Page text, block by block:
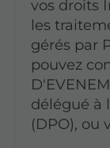
vos droits
les
gérés par
pouvez
délégué à
(DPO), ou